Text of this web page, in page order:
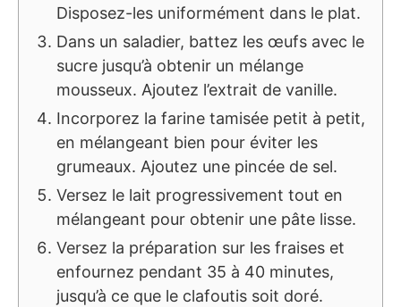
Disposez-les uniformément dans le plat.
Dans un saladier, battez les œufs avec le
sucre jusqu’à obtenir un mélange
mousseux. Ajoutez l’extrait de vanille.
Incorporez la farine tamisée petit à petit,
en mélangeant bien pour éviter les
grumeaux. Ajoutez une pincée de sel.
Versez le lait progressivement tout en
mélangeant pour obtenir une pâte lisse.
Versez la préparation sur les fraises et
enfournez pendant 35 à 40 minutes,
jusqu’à ce que le clafoutis soit doré.